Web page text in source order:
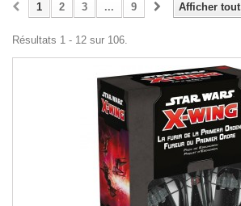
Afficher tout
1 2 3 ... 9
Résultats 1 - 12 sur 106.